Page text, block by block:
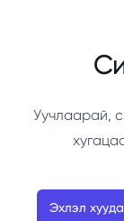
Уучлаарай,
Эхлэл